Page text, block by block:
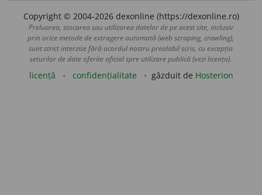
Copyright © 2004-2026 dexonline (https://dexonline.ro)
Preluarea, stocarea sau utilizarea datelor de pe acest site, inclusiv
prin orice metode de extragere automată (web scraping, crawling),
sunt strict interzise fără acordul nostru prealabil scris, cu excepția
seturilor de date oferite oficial spre utilizare publică (vezi licența).
licență confidențialitate găzduit de Hosterion